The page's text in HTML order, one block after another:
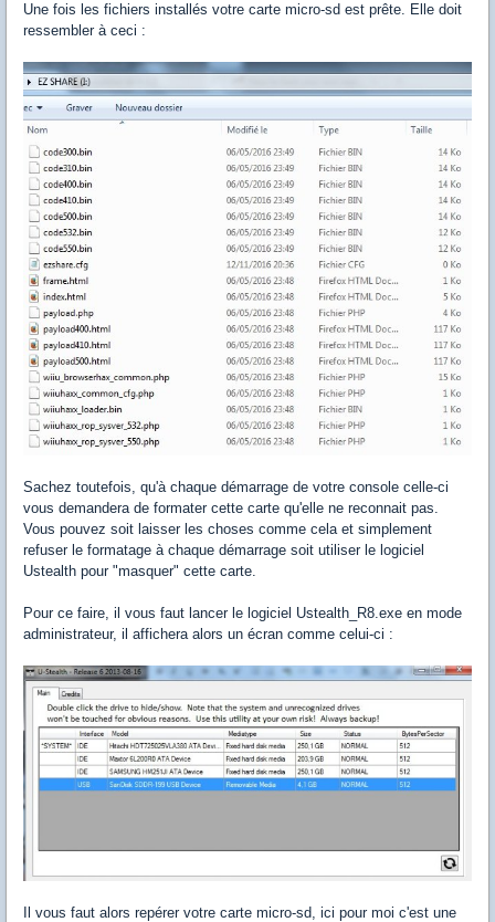
Une fois les fichiers installés votre carte micro-sd est prête. Elle doit
ressembler à ceci :
Sachez toutefois, qu'à chaque démarrage de votre console celle-ci
vous demandera de formater cette carte qu'elle ne reconnait pas.
Vous pouvez soit laisser les choses comme cela et simplement
refuser le formatage à chaque démarrage soit utiliser le logiciel
Ustealth pour "masquer" cette carte.
Pour ce faire, il vous faut lancer le logiciel Ustealth_R8.exe en mode
administrateur, il affichera alors un écran comme celui-ci :
Il vous faut alors repérer votre carte micro-sd, ici pour moi c'est une